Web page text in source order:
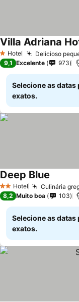
1 Estrelas
Hotel Delicioso
Villa Adriana
9,1 Excelente 973
Selecione as
exatos.
2 Estrelas
Hotel Culinária
Deep Blue
8,2 Muito boa 103
Selecione as
exatos.